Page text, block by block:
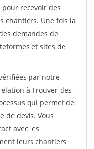
recevoir des
chantiers. Une fois la
demandes de
et sites de
par notre
à Trouver-des-
qui permet de
de devis. Vous
avec les
leurs chantiers